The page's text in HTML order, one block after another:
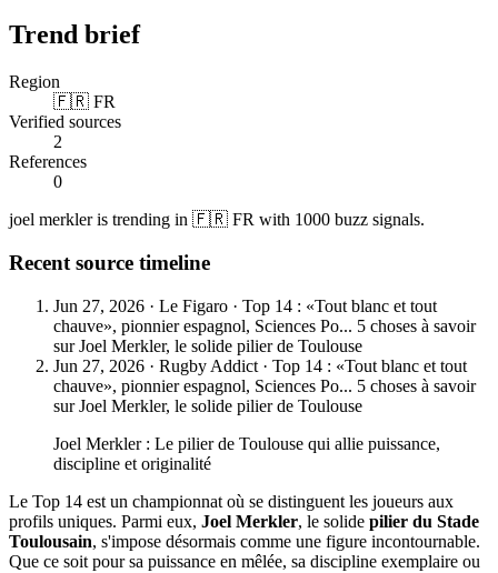
Trend brief
Region
🇫🇷 FR
Verified sources
2
References
0
joel merkler is trending in 🇫🇷 FR with 1000 buzz signals.
Recent source timeline
Jun 27, 2026 · Le Figaro · Top 14 : «Tout blanc et tout
chauve», pionnier espagnol, Sciences Po... 5 choses à savoir
sur Joel Merkler, le solide pilier de Toulouse
Jun 27, 2026 · Rugby Addict · Top 14 : «Tout blanc et tout
chauve», pionnier espagnol, Sciences Po... 5 choses à savoir
sur Joel Merkler, le solide pilier de Toulouse
Joel Merkler : Le pilier de Toulouse qui allie puissance,
discipline et originalité
Le Top 14 est un championnat où se distinguent les joueurs aux
profils uniques. Parmi eux, Joel Merkler, le solide pilier du Stade
Toulousain, s'impose désormais comme une figure incontournable.
Que ce soit pour sa puissance en mêlée, sa discipline exemplaire ou